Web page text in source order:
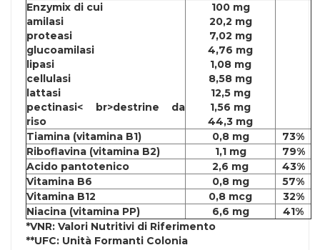
Enzymix di cui
amilasi
proteasi
glucoamilasi
lipasi
cellulasi
lattasi
pectinasi< br>destrine da
riso
100 mg
20,2 mg
7,02 mg
4,76 mg
1,08 mg
8,58 mg
12,5 mg
1,56 mg
44,3 mg
Tiamina (vitamina B1)
0,8 mg
73%
Riboflavina (vitamina B2)
1,1 mg
79%
Acido pantotenico
2,6 mg
43%
Vitamina B6
0,8 mg
57%
Vitamina B12
0,8 mcg
32%
Niacina (vitamina PP)
6,6 mg
41%
*VNR: Valori Nutritivi di Riferimento
**UFC: Unità Formanti Colonia